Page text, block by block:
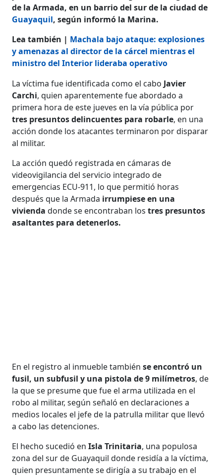
de la Armada, en un barrio del sur de la ciudad de
Guayaquil, según informó la Marina.
Lea también | Machala bajo ataque: explosiones
y amenazas al director de la cárcel mientras el
ministro del Interior lideraba operativo
La víctima fue identificada como el cabo Javier
Carchi, quien aparentemente fue abordado a
primera hora de este jueves en la vía pública por
tres presuntos delincuentes para robarle, en una
acción donde los atacantes terminaron por disparar
al militar.
La acción quedó registrada en cámaras de
videovigilancia del servicio integrado de
emergencias ECU-911, lo que permitió horas
después que la Armada irrumpiese en una
vivienda donde se encontraban los tres presuntos
asaltantes para detenerlos.
En el registro al inmueble tambiénse encontró un
fusil, un subfusil y una pistola de 9 milímetros, de
la que se presume que fue el arma utilizada en el
robo al militar, según señaló en declaraciones a
medios locales el jefe de la patrulla militar que llevó
a cabo las detenciones.
El hecho sucedió enIsla Trinitaria, una populosa
zona del sur de Guayaquil donde residía a la víctima,
quien presuntamente se dirigía a su trabajo en el